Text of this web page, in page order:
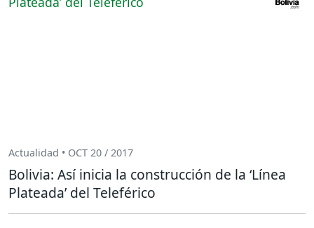
Actualidad • OCT 20 / 2017
Bolivia: Así inicia la construcción de la ‘Línea
Plateada’ del Teleférico